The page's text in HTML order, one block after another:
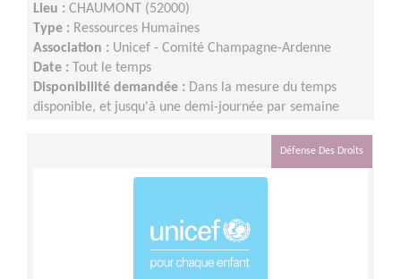
Lieu : CHAUMONT (52000)
Type : Ressources Humaines
Association : Unicef - Comité Champagne-Ardenne
Date :
Tout le temps
Disponibilité demandée : Dans la mesure du temps
disponible, et jusqu'à une demi-journée par semaine
Défense Des Droits